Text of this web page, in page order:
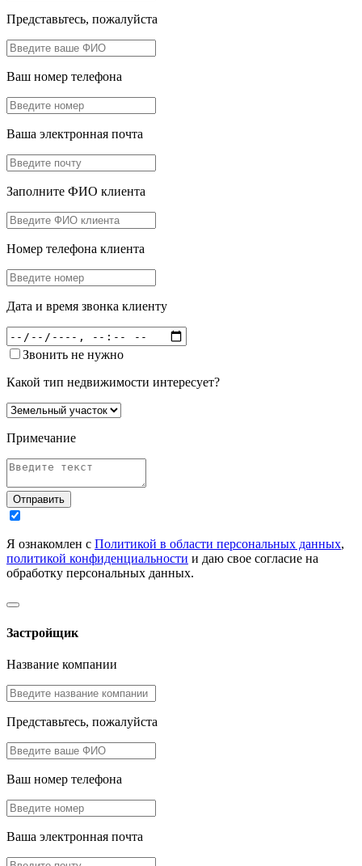
Представьтесь, пожалуйста
Ваш номер телефона
Ваша электронная почта
Заполните ФИО клиента
Номер телефона клиента
Дата и время звонка клиенту
Звонить не нужно
Какой тип недвижимости интересует?
Примечание
Отправить
Я ознакомлен с Политикой в области персональных данных,
политикой конфиденциальности и даю свое согласие на
обработку персональных данных.
Застройщик
Название компании
Представьтесь, пожалуйста
Ваш номер телефона
Ваша электронная почта